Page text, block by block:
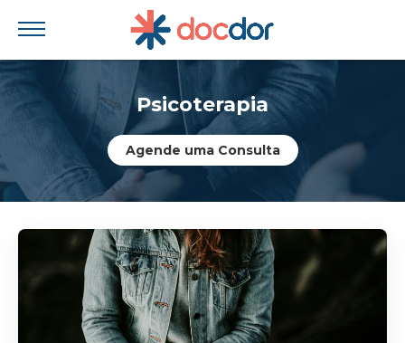
Psicoterapia
Agende uma Consulta